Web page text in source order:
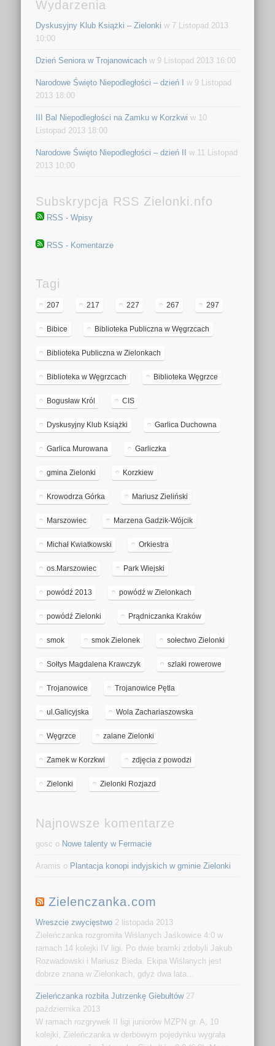
Wydarzenia
Dyskusyjny Klub Książki – Zielonki w 7 Listopad 2013
10:00
Dzień Seniora w Trojanowicach w 9 Listopad 2013 16:00
Narodowe Święto Niepodległości – dzień I w 9 Listopad
2013 18:00
III Bal Niepodległości na Zamku w Korzkwi w 10
Listopad 2013 18:00
Narodowe Święto Niepodległości – dzień II w 11 Listopad
2013 10:00
Subskrypcja RSS Zielonki.nfo
RSS - Wpisy
RSS - Komentarze
Tagi
207 217 227 267 297
Bibice Biblioteka Publiczna w Węgrzcach
Biblioteka Publiczna w Zielonkach
Biblioteka w Węgrzcach Biblioteka Węgrzce
Bogusław Król CIS
Dyskusyjny Klub Książki Garlica Duchowna
Garlica Murowana Garliczka
gmina Zielonki Korzkiew
Krowodrza Górka Mariusz Zieliński
Marszowiec Marzena Gadzik-Wójcik
Michał Kwiatkowski Orkiestra
os.Marszowiec Park Wiejski
powódź 2013 powódź w Zielonkach
powódź Zielonki Prądniczanka Kraków
smok smok Zielonek sołectwo Zielonki
Sołtys Magdalena Krawczyk szlaki rowerowe
Trojanowice Trojanowice Pętla
ul.Galicyjska Wola Zachariaszowska
Węgrzce zalane Zielonki
Zamek w Korzkwi zdjęcia z powodzi
Zielonki Zielonki Rozjazd
Najnowsze komentarze
gosc o Nowe talenty w Fermacie
Aramis o Plantacja konopi indyjskich w gminie Zielonki
Zielenczanka.com
Wreszcie zwycięstwo 2 listopada 2013
Zieleńczanka rozgromiła Wiślanych Jaśkowice 4:0 w
ramach 14 kolejki IV ligi. Po dwie bramki zdobyli Jakub
Rozwadowski i Mariusz Bieda. Ekipa Wiślanych jest
dobrze znana w Zielonkach, gdyż dwa lata...
Zieleńczanka rozbiła Jutrzenkę Giebułtów 27
października 2013
W ramach rozgrywek II ligi juniorów MZPN gr. A, 10
kolejki, Zieleńczanka w derbowym pojedynku wygrała